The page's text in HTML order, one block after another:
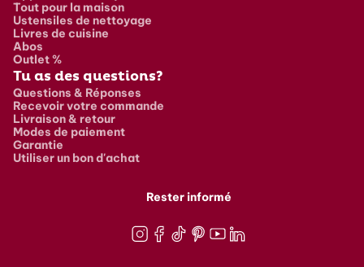
Tout pour la maison
Ustensiles de nettoyage
Livres de cuisine
Abos
Outlet %
Tu as des questions?
Questions & Réponses
Recevoir votre commande
Livraison & retour
Modes de paiement
Garantie
Utiliser un bon d'achat
Rester informé